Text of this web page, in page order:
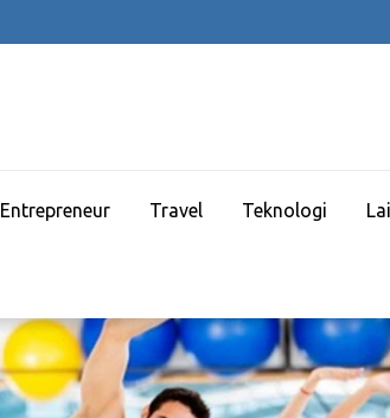
Entrepreneur Travel Teknologi